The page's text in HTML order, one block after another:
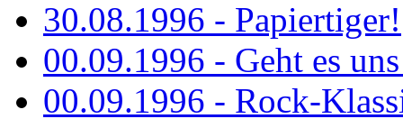
30.08.1996 - Papiertiger!
00.09.1996 - Geht es
00.09.1996 - Rock-